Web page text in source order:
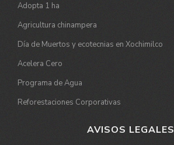
Adopta 1 ha
Agricultura chinampera
Día de Muertos y ecotecnias en Xochimilco
Acelera Cero
Programa de Agua
Reforestaciones Corporativas
AVISOS LEGALES